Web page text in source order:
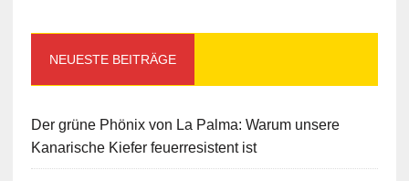
NEUESTE BEITRÄGE
Der grüne Phönix von La Palma: Warum unsere
Kanarische Kiefer feuerresistent ist